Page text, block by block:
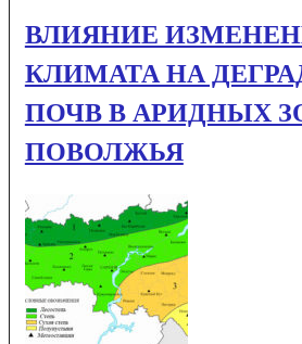
ВЛИЯНИЕ
КЛИМАТА НА
ПОЧВ В АРИДНЫХ
ПОВОЛЖЬЯ